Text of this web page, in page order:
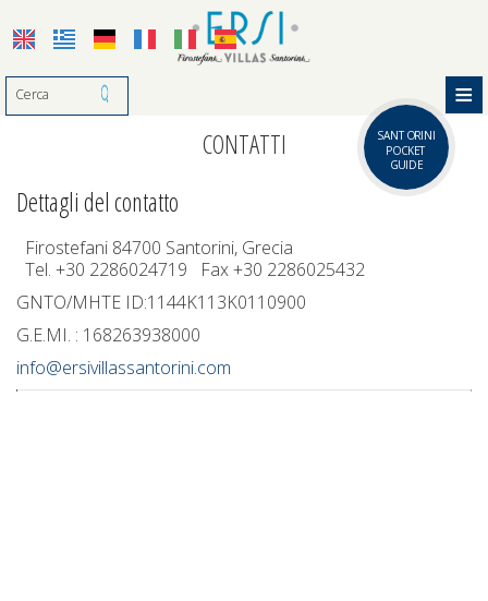
≡
HOME
Ubicazione
Servizi
GALLERIA FOTO
SANTORINI
CONTATTI
Dettagli del contatto
Firostefani 84700 Santorini, Grecia
Tel. +30 2286024719
Fax +30 2286025432
GNTO/MHTE ID:1144Κ113Κ0110900
G.E.MI. : 168263938000
info@ersivillassantorini.com
SANTORINI
POCKET
GUIDE